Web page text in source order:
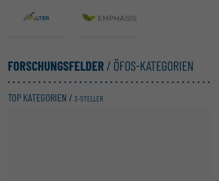
FORSCHUNGSFELDER / ÖFOS-KATEGORIEN
TOP KATEGORIEN / 3-STELLER